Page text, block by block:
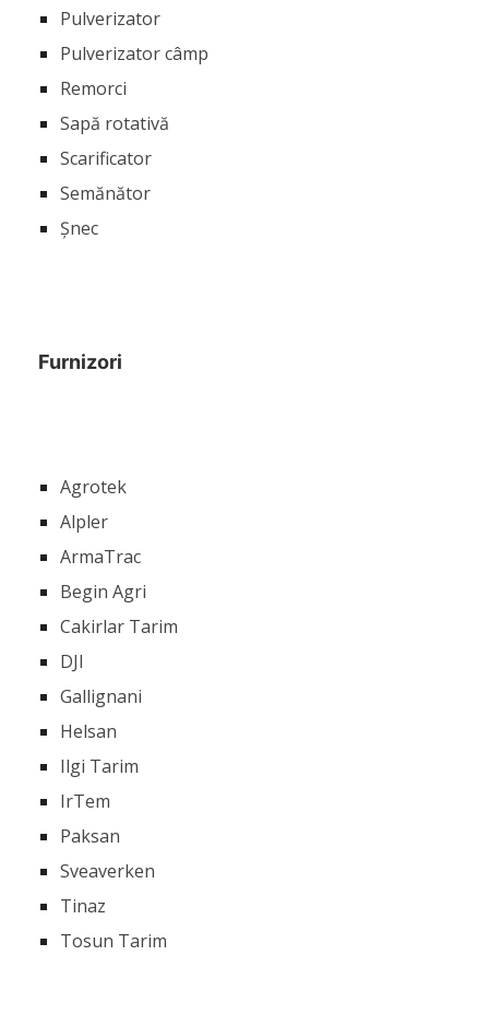
Pulverizator
Pulverizator câmp
Remorci
Sapă rotativă
Scarificator
Semănător
Șnec
Furnizori
Agrotek
Alpler
ArmaTrac
Begin Agri
Cakirlar Tarim
DJI
Gallignani
Helsan
Ilgi Tarim
IrTem
Paksan
Sveaverken
Tinaz
Tosun Tarim